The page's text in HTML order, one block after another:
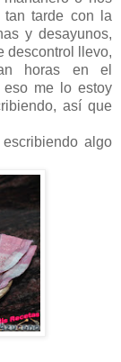
tan tarde con la
y desayunos,
descontrol llevo,
horas en el
eso me lo estoy
así que
algo